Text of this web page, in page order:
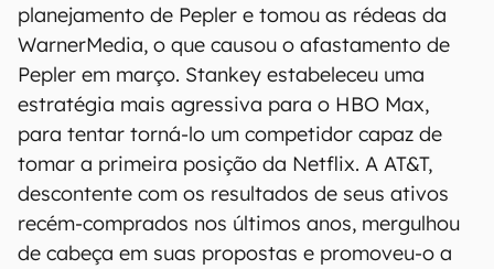
planejamento de Pepler e tomou as rédeas da
WarnerMedia, o que causou o afastamento de
Pepler em março. Stankey estabeleceu uma
estratégia mais agressiva para o HBO Max,
para tentar torná-lo um competidor capaz de
tomar a primeira posição da Netflix. A AT&T,
descontente com os resultados de seus ativos
recém-comprados nos últimos anos, mergulhou
de cabeça em suas propostas e promoveu-o a